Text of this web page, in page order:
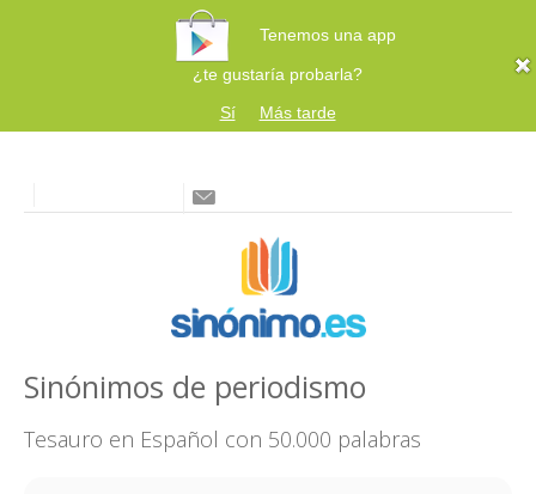
Tenemos una app
¿te gustaría probarla?
Sí
Más tarde
Sinónimos de periodismo
Tesauro en Español con 50.000 palabras